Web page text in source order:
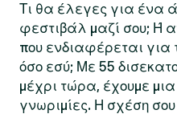
Τι θα έλεγες για ένα
φεστιβάλ μαζί σου; Ή
που ενδιαφέρεται για
όσο εσύ; Με 55
μέχρι τώρα, έχουμε μια
γνωριμίες. Η σχέση